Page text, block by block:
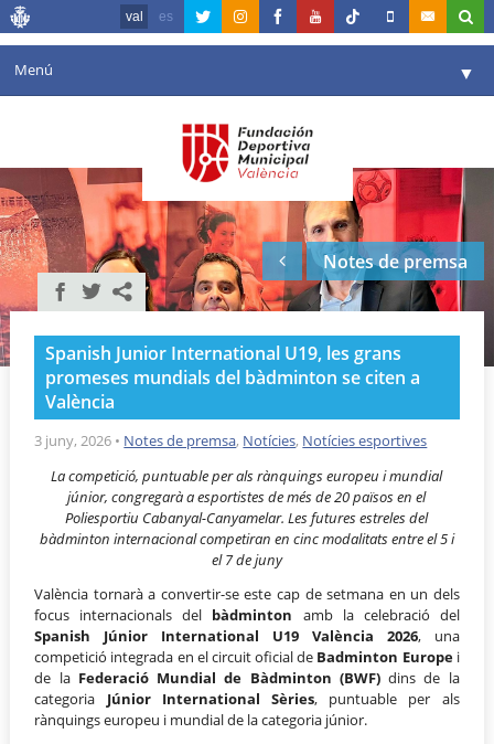
val es
Menú ▼
Agenda
Instal·lacions ▼
Comunicació ▼
València en esport
Portal de Transparència
Reserves
Notes de premsa
Spanish Junior International U19, les grans
promeses mundials del bàdminton se citen a
València
3 juny, 2026 • Notes de premsa, Notícies, Notícies esportives
La competició, puntuable per als rànquings europeu i mundial
júnior, congregarà a esportistes de més de 20 països en el
Poliesportiu Cabanyal-Canyamelar.Les futures estreles del
bàdminton internacional competiran en cinc modalitats entre el 5 i
el 7 de juny
València tornarà a convertir-se este cap de setmana en un dels
focus internacionals del bàdminton amb la celebració del
Spanish Júnior International U19 València 2026, una
competició integrada en el circuit oficial de Badminton Europei
de la Federació Mundial de Bàdminton (BWF)dins de la
categoria Júnior International Sèries, puntuable per als
rànquings europeu i mundial de la categoria júnior.